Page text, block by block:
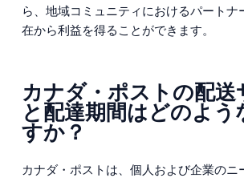
ら、地域コミュニティにおけるパートナ
在から利益を得ることができます。
カナダ・ポストの配送
と配達期間はどのよう
すか？
カナダ・ポストは、個人および企業のニ